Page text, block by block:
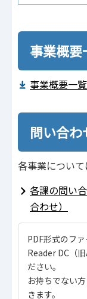
事業概要
事業概要一
問い合わ
各事業について
各課の問い
合わせ）
PDF形式のフ
Reader DC（
ださい。
お持ちでない
きます。